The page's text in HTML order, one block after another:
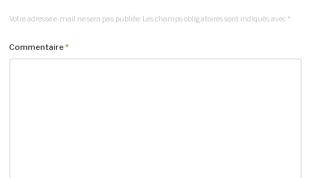
Votre adresse e-mail ne sera pas publiée. Les champs obligatoires sont indiqués avec *
Commentaire*